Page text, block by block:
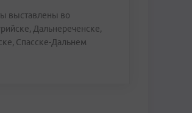
выставлены во
Дальнереченске,
Спасске-Дальнем